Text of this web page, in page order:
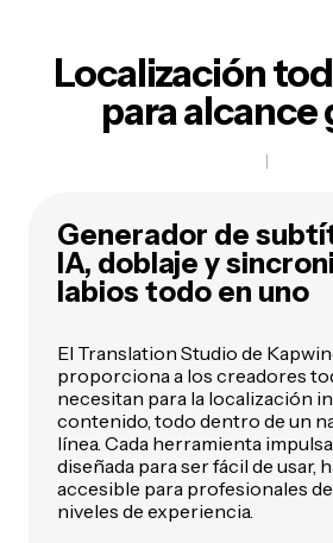
Localización
para alcance
Generador de
IA, doblaje y
labios todo en uno
El Translation Studio de
proporciona a los creadores
necesitan para la localización
contenido, todo dentro de un
línea. Cada herramienta
diseñada para ser fácil de usar,
accesible para profesionales
niveles de experiencia.